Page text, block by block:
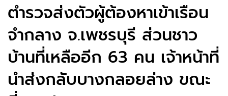
ตำรวจส่งตัวผู้ต้องหาเข้าเรือน
จำกลาง จ.เพชรบุรี ส่วนชาว
บ้านที่เหลืออีก 63 คน เจ้าหน้าที่
นำส่งกลับบางกลอยล่าง ขณะ